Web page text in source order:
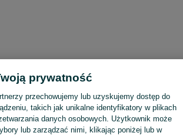
prywatność
przechowujemy lub uzyskujemy dostęp do
takich jak unikalne identyfikatory w plikach
danych osobowych. Użytkownik może
lub zarządzać nimi, klikając poniżej lub w